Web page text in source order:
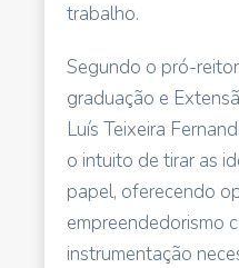
trabalho.
Segundo o pró-
graduação e
Luís Teixeira
o intuito de tirar as
papel, oferecendo
empreendedorismo
instrumentação